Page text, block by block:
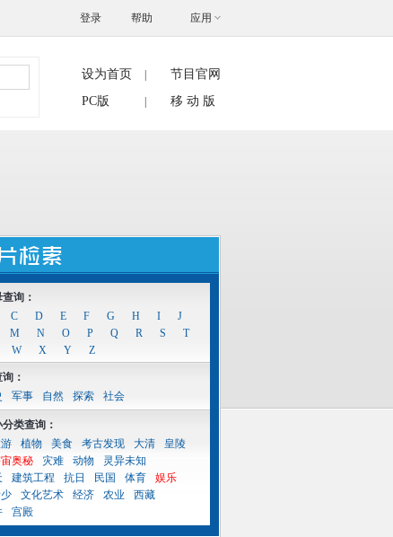
帮助 应用
登录
设为首页
节目官网
PC版
移 动 版
询：
C D E F G H I
J
M N O P Q R S
T
W X Y Z
：
军事 自然 探索 社会
类查询：
植物 美食 考古发现 大清
皇陵
奥秘 灾难 动物
灵异未知
建筑工程 抗日 民国 体育
娱乐
文化艺术 经济 农业
西藏
宫殿